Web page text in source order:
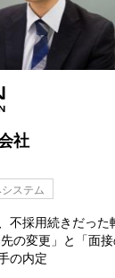
社
ステム
不採用続きだった
の変更」と「面
の内定